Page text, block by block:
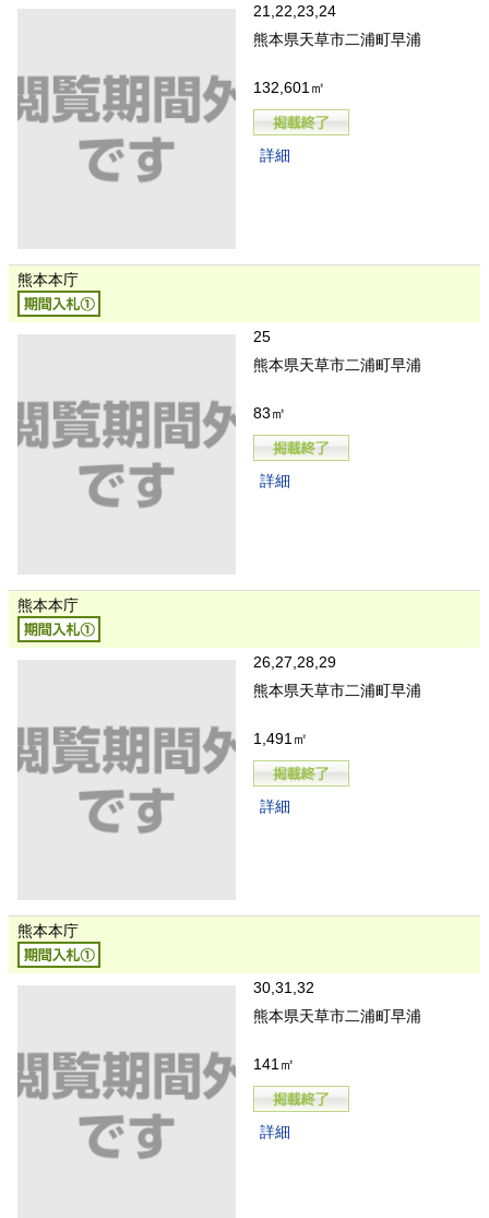
21,22,23,24
熊本県天草市二浦町早浦
132,601㎡
詳細
熊本本庁
25
熊本県天草市二浦町早浦
83㎡
詳細
熊本本庁
26,27,28,29
熊本県天草市二浦町早浦
1,491㎡
詳細
熊本本庁
30,31,32
熊本県天草市二浦町早浦
141㎡
詳細